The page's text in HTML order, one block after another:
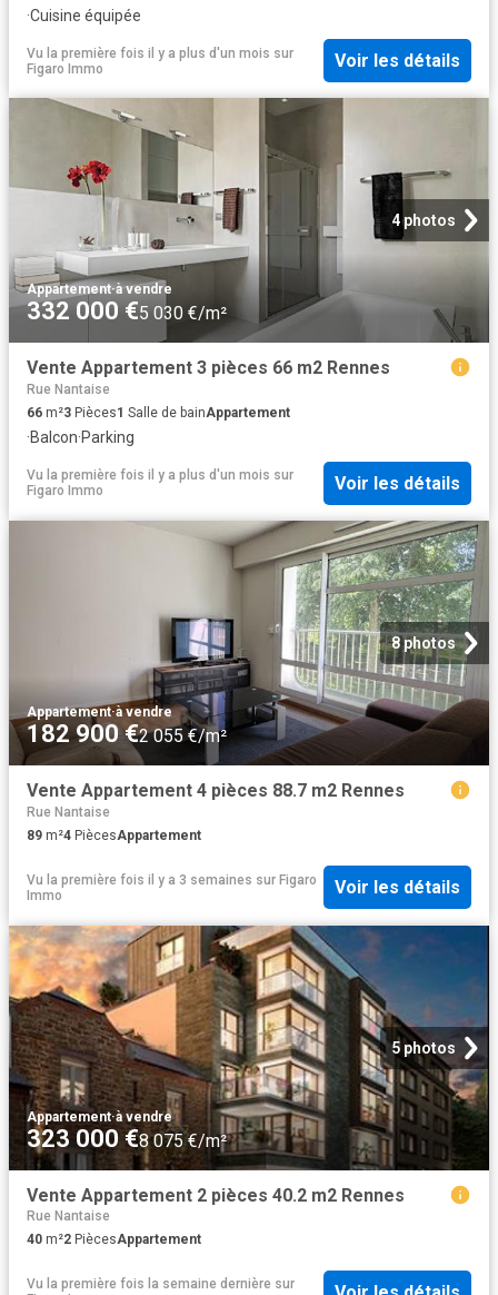
·Cuisine équipée
Vu la première fois il y a plus d'un mois sur
Figaro Immo
Voir les détails
4 photos
Appartement·à vendre
332 000 €5 030 €/m²
Vente Appartement 3 pièces 66 m2 Rennes
Rue Nantaise
66 m²3 Pièces1 Salle de bainAppartement
·Balcon·Parking
Vu la première fois il y a plus d'un mois sur
Figaro Immo
Voir les détails
8 photos
Appartement·à vendre
182 900 €2 055 €/m²
Vente Appartement 4 pièces 88.7 m2 Rennes
Rue Nantaise
89 m²4 PiècesAppartement
Vu la première fois il y a 3 semaines sur Figaro
Immo
Voir les détails
5 photos
Appartement·à vendre
323 000 €8 075 €/m²
Vente Appartement 2 pièces 40.2 m2 Rennes
Rue Nantaise
40 m²2 PiècesAppartement
Vu la première fois la semaine dernière sur